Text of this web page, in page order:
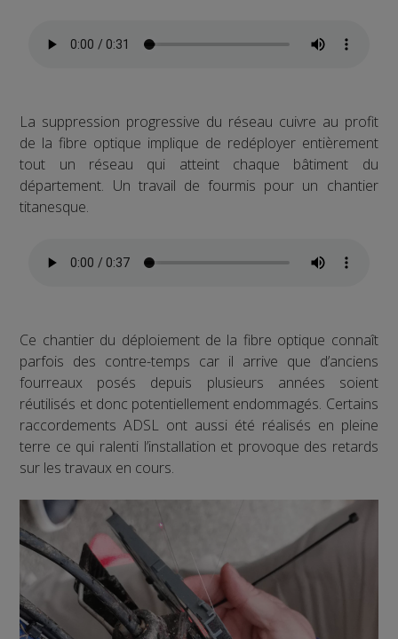
La suppression progressive du réseau cuivre au profit
de la fibre optique implique de redéployer entièrement
tout un réseau qui atteint chaque bâtiment du
département. Un travail de fourmis pour un chantier
titanesque.
Ce chantier du déploiement de la fibre optique connaît
parfois des contre-temps car il arrive que d’anciens
fourreaux posés depuis plusieurs années soient
réutilisés et donc potentiellement endommagés. Certains
raccordements ADSL ont aussi été réalisés en pleine
terre ce qui ralenti l’installation et provoque des retards
sur les travaux en cours.